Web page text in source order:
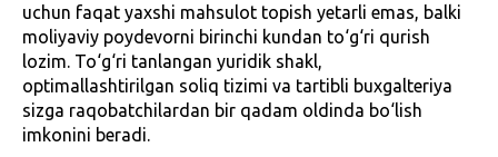
uchun faqat yaxshi mahsulot topish yetarli emas, balki
moliyaviy poydevorni birinchi kundan to‘g‘ri qurish
lozim. To‘g‘ri tanlangan yuridik shakl,
optimallashtirilgan soliq tizimi va tartibli buxgalteriya
sizga raqobatchilardan bir qadam oldinda bo‘lish
imkonini beradi.